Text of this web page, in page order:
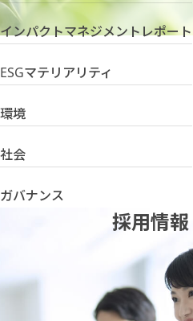
インパクトマネジメントレポート
ESGマテリアリティ
環境
社会
ガバナンス
採用情報